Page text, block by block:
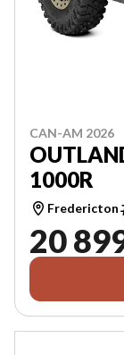
CAN-AM 2026
1000R
Fredericton
20